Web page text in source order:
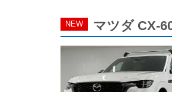
NEW マツダ CX-